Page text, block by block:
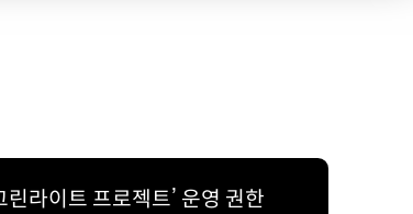
린라이트 프로젝트’ 운영 권한